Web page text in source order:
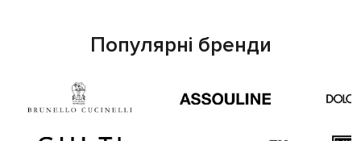
Популярні бренди